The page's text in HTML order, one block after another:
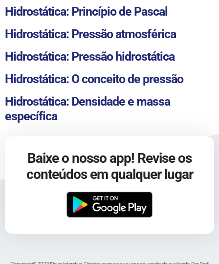
Hidrostática: Princípio de Pascal
Hidrostática: Pressão atmosférica
Hidrostática: Pressão hidrostática
Hidrostática: O conceito de pressão
Hidrostática: Densidade e massa
específica
Baixe o nosso app! Revise os
conteúdos em qualquer lugar